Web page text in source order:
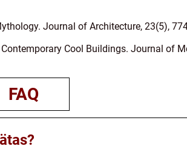
Journal of Architecture, 23(5),
Cool Buildings. Journal of
FAQ